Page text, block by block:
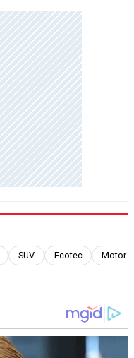
SUV Ecotec Motor